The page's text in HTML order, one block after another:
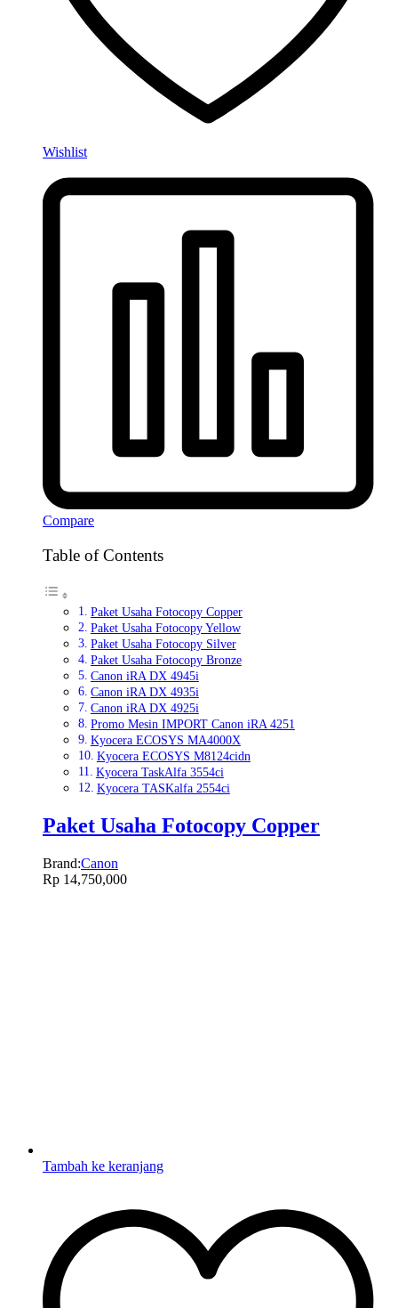
Wishlist
Compare
Table of Contents
Paket Usaha Fotocopy Copper
Paket Usaha Fotocopy Yellow
Paket Usaha Fotocopy Silver
Paket Usaha Fotocopy Bronze
Canon iRA DX 4945i
Canon iRA DX 4935i
Canon iRA DX 4925i
Promo Mesin IMPORT Canon iRA 4251
Kyocera ECOSYS MA4000X
Kyocera ECOSYS M8124cidn
Kyocera TaskAlfa 3554ci
Kyocera TASKalfa 2554ci
Paket Usaha Fotocopy Copper
Brand:Canon
Rp 14,750,000
Tambah ke keranjang